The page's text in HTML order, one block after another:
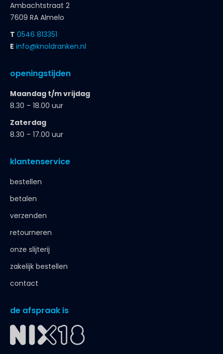
Ambachtstraat 2
7609 RA Almelo
T 0546 813351
E info@knoldranken.nl
openingstijden
Maandag t/m vrijdag
8.30 – 18.00 uur
Zaterdag
8.30 – 17.00 uur
klantenservice
bestellen
betalen
verzenden
retourneren
onze slijterij
zakelijk bestellen
contact
de afspraak is